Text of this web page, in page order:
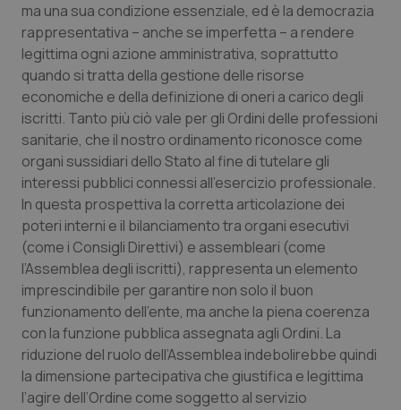
Valle D’Aosta
Veneto
Oncodermatologia
Oncoematologia
Oncologia & Nutrizione
Psoriasi & pelle
Quotidiano Cardiologia
Quotidiano Chirurgia
Quotidiano Oncologia
Quotidiano Pediatria
Rene & patologie urogenitali
ma una sua condizione essenziale, ed è la democrazia
rappresentativa – anche se imperfetta – a rendere
legittima ogni azione amministrativa, soprattutto
quando si tratta della gestione delle risorse
economiche e della definizione di oneri a carico degli
iscritti. Tanto più ciò vale per gli Ordini delle professioni
sanitarie, che il nostro ordinamento riconosce come
organi sussidiari dello Stato al fine di tutelare gli
interessi pubblici connessi all’esercizio professionale.
In questa prospettiva la corretta articolazione dei
poteri interni e il bilanciamento tra organi esecutivi
(come i Consigli Direttivi) e assembleari (come
l’Assemblea degli iscritti), rappresenta un elemento
imprescindibile per garantire non solo il buon
funzionamento dell’ente, ma anche la piena coerenza
con la funzione pubblica assegnata agli Ordini. La
riduzione del ruolo dell’Assemblea indebolirebbe quindi
la dimensione partecipativa che giustifica e legittima
l’agire dell’Ordine come soggetto al servizio